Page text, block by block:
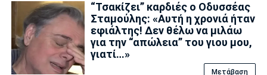
“Τσακίζει” καρδιές ο Οδυσσέας
Σταμούλης: «Αυτή η χρονιά ήταν
εφιάλτης! Δεν θέλω να μιλάω
για την “απώλεια” του γιου μου,
γιατί…»
Μετάβαση